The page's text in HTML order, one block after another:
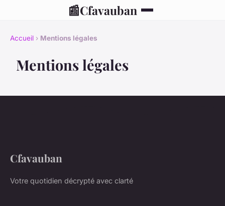
📰Cfavauban
Accueil › Mentions légales
Mentions légales
Cfavauban
Votre quotidien décrypté avec clarté